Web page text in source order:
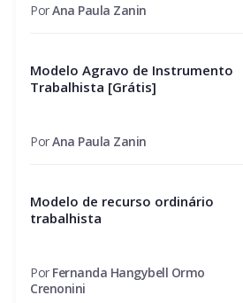
PorAna Paula Zanin
Modelo Agravo de Instrumento
Trabalhista [Grátis]
PorAna Paula Zanin
Modelo de recurso ordinário
trabalhista
Por Fernanda Hangybell Ormo
Crenonini